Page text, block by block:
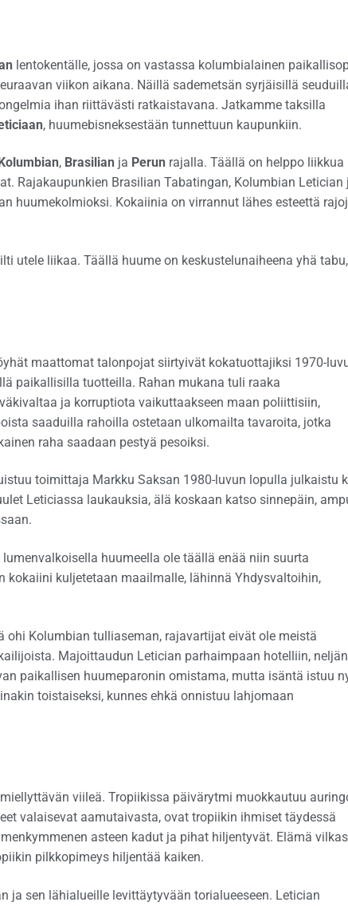
lentokentälle, jossa on vastassa kolumbialainen
viikon aikana. Näillä sademetsän syrjäisillä
ihan riittävästi ratkaistavana. Jatkamme taksilla
, huumebisneksestään tunnettuun kaupunkiin.
Kolumbian, Brasilian ja Perun rajalla. Täällä on helppo liikkua
Rajakaupunkien Brasilian Tabatingan, Kolumbian Letician
huumekolmioksi. Kokaiinia on virrannut lähes esteettä
utele liikaa. Täällä huume on keskustelunaiheena yhä tabu,
maattomat talonpojat siirtyivät kokatuottajiksi 1970-
paikallisilla tuotteilla. Rahan mukana tuli raaka
ja korruptiota vaikuttaakseen maan poliittisiin,
saaduilla rahoilla ostetaan ulkomailta tavaroita, jotka
raha saadaan pestyä pesoiksi.
toimittaja Markku Saksan 1980-luvun lopulla julkaistu
Leticiassa laukauksia, älä koskaan katso sinnepäin,
huumeella ole täällä enää niin suurta
kokaiini kuljetetaan maailmalle, lähinnä Yhdysvaltoihin,
Kolumbian tulliaseman, rajavartijat eivät ole meistä
Majoittaudun Letician parhaimpaan hotelliin, neljän
paikallisen huumeparonin omistama, mutta isäntä istuu
toistaiseksi, kunnes ehkä onnistuu lahjomaan
viileä. Tropiikissa päivärytmi muokkautuu
valaisevat aamutaivasta, ovat tropiikin ihmiset täydessä
asteen kadut ja pihat hiljentyvät. Elämä
pilkkopimeys hiljentää kaiken.
ja sen lähialueille levittäytyvään torialueeseen. Letician